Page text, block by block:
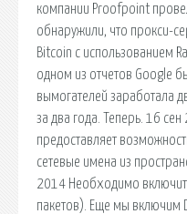
компании Proofpoint
обнаружили, что прокси-
Bitcoin с использованием
одном из отчетов Google
вымогателей заработала
за два года. Теперь. 16
предоставляет
сетевые имена из
2014 Необходимо
пакетов). Еще мы включим